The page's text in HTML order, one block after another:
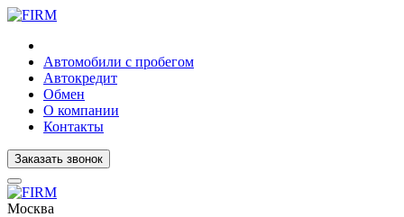
Автомобили с пробегом
Автокредит
Обмен
О компании
Контакты
Заказать звонок
Москва